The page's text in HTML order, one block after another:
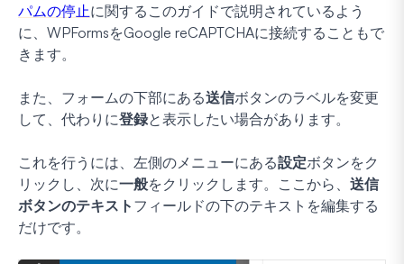
パムの停止に関するこのガイドで説明されているよう
に、WPFormsをGoogle reCAPTCHAに接続することもで
きます。
また、フォームの下部にある送信ボタンのラベルを変更
して、代わりに登録と表示したい場合があります。
これを行うには、左側のメニューにある設定ボタンをク
リックし、次に一般をクリックします。ここから、 送信
ボタンのテキスト フィールドの下のテキストを編集する
だけです。